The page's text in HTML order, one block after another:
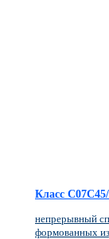
Класс
непрерывный
формованных